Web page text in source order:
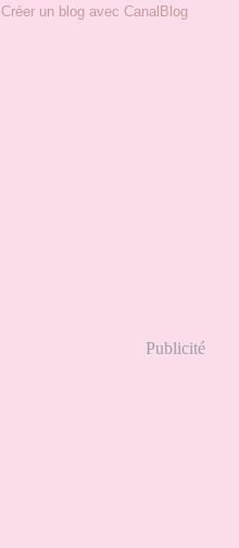
Créer un blog avec CanalBlog
Publicité